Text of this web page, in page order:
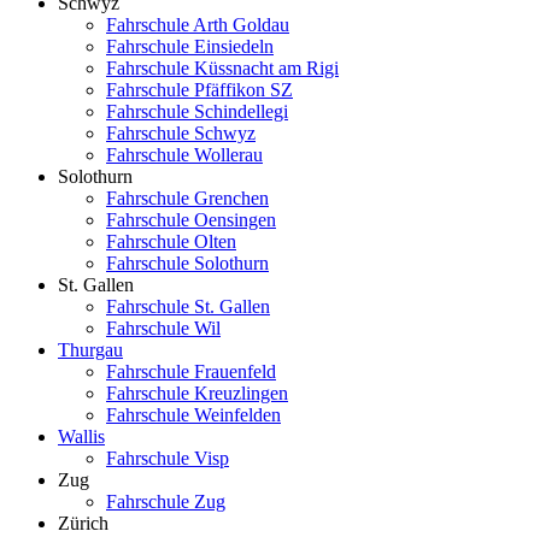
Fahrschule Arth Goldau
Fahrschule Einsiedeln
Fahrschule Küssnacht am Rigi
Fahrschule Pfäffikon SZ
Fahrschule Schindellegi
Fahrschule Schwyz
Fahrschule Wollerau
Solothurn
Fahrschule Grenchen
Fahrschule Oensingen
Fahrschule Olten
Fahrschule Solothurn
St. Gallen
Fahrschule St. Gallen
Fahrschule Wil
Thurgau
Fahrschule Frauenfeld
Fahrschule Kreuzlingen
Fahrschule Weinfelden
Wallis
Fahrschule Visp
Zug
Fahrschule Zug
Zürich